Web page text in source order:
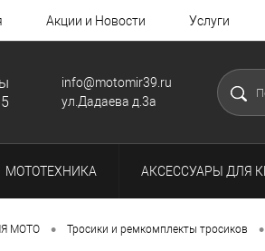
Акции и Новости Услуги
info@motomir39.ru
ул.Дадаева д.3а
МОТОТЕХНИКА АКСЕССУАРЫ ДЛЯ
МОТО • Тросики и ремкомплекты тросиков •